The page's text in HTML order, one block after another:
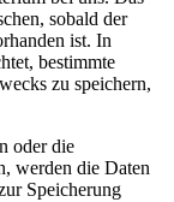
sobald der
ist. In
bestimmte
zu speichern,
oder die
werden die Daten
Speicherung